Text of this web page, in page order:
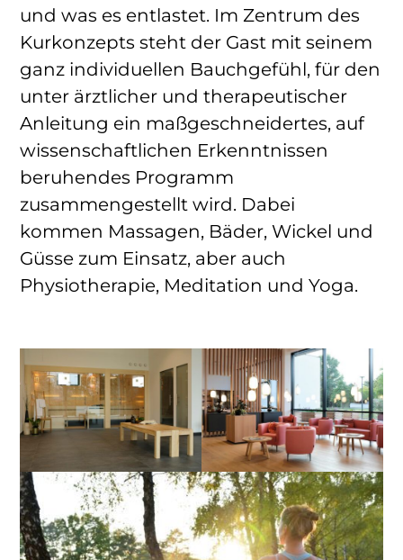
und was es entlastet. Im Zentrum des
Kurkonzepts steht der Gast mit seinem
ganz individuellen Bauchgefühl, für den
unter ärztlicher und therapeutischer
Anleitung ein maßgeschneidertes, auf
wissenschaftlichen Erkenntnissen
beruhendes Programm
zusammengestellt wird. Dabei
kommen Massagen, Bäder, Wickel und
Güsse zum Einsatz, aber auch
Physiotherapie, Meditation und Yoga.